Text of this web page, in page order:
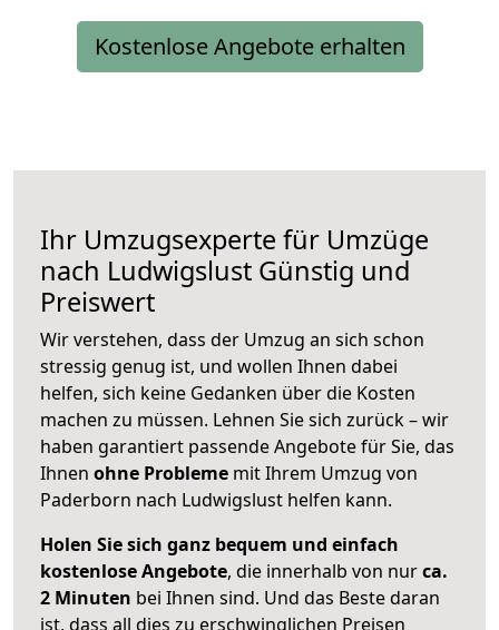
Kostenlose Angebote erhalten
Ihr Umzugsexperte für Umzüge
nach Ludwigslust Günstig und
Preiswert
Wir verstehen, dass der Umzug an sich schon
stressig genug ist, und wollen Ihnen dabei
helfen, sich keine Gedanken über die Kosten
machen zu müssen. Lehnen Sie sich zurück – wir
haben garantiert passende Angebote für Sie, das
Ihnen ohne Probleme mit Ihrem Umzug von
Paderborn nach Ludwigslust helfen kann.
Holen Sie sich ganz bequem und einfach
kostenlose Angebote, die innerhalb von nurca.
2 Minuten bei Ihnen sind. Und das Beste daran
ist, dass all dies zu erschwinglichen Preisen